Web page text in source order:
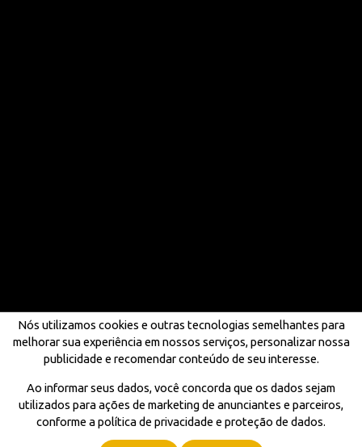
Nós utilizamos cookies e outras tecnologias semelhantes para
melhorar sua experiência em nossos serviços, personalizar nossa
publicidade e recomendar conteúdo de seu interesse.
Ao informar seus dados, você concorda que os dados sejam
utilizados para ações de marketing de anunciantes e parceiros,
conforme a política de privacidade e proteção de dados.